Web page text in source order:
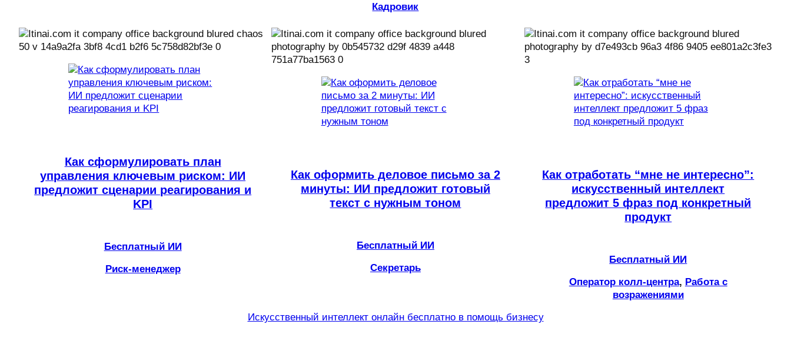
Кадровик
Как сформулировать план
управления ключевым риском: ИИ
предложит сценарии реагирования и
KPI
Бесплатный ИИ
Риск-менеджер
Как оформить деловое письмо за 2
минуты: ИИ предложит готовый
текст с нужным тоном
Бесплатный ИИ
Секретарь
Как отработать “мне не интересно”:
искусственный интеллект
предложит 5 фраз под конкретный
продукт
Бесплатный ИИ
Оператор колл-центра, Работа с
возражениями
Искусственный интеллект онлайн бесплатно в помощь бизнесу